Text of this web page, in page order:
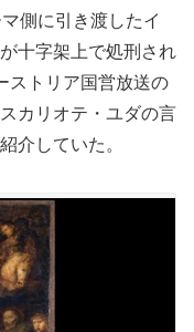
側に引き渡したイ
十字架上で処刑され
ストリア国営放送の
カリオテ・ユダの言
介していた。